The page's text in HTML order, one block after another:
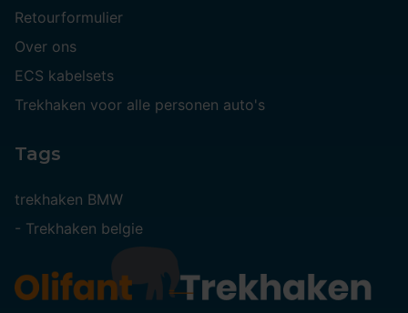
Retourformulier
Over ons
ECS kabelsets
Trekhaken voor alle personen auto's
Tags
trekhaken BMW
- Trekhaken belgie